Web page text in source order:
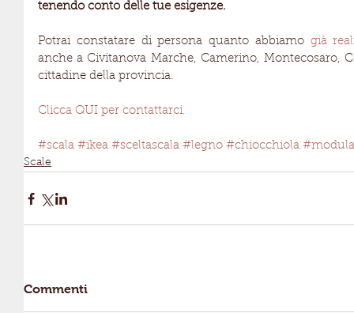
tenendo conto delle tue esigenze.
Potrai constatare di persona quanto abbiamo già
anche a Civitanova Marche, Camerino, Montecosaro,
cittadine della provincia.
Clicca QUI per contattarci.
#scala #ikea #sceltascala #legno #chiocchiola
Scale
Commenti